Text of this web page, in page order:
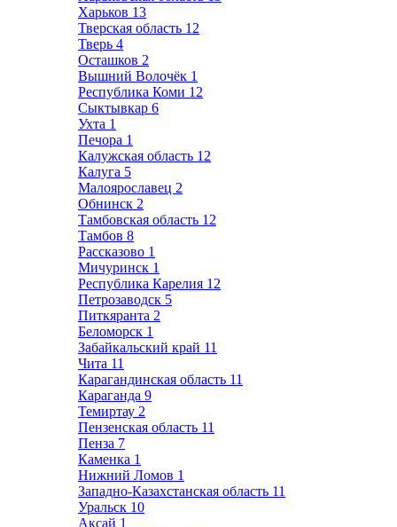
Харьков 13
Тверская область 12
Тверь 4
Осташков 2
Вышний Волочёк 1
Республика Коми 12
Сыктывкар 6
Ухта 1
Печора 1
Калужская область 12
Калуга 5
Малоярославец 2
Обнинск 2
Тамбовская область 12
Тамбов 8
Рассказово 1
Мичуринск 1
Республика Карелия 12
Петрозаводск 5
Питкяранта 2
Беломорск 1
Забайкальский край 11
Чита 11
Карагандинская область 11
Караганда 9
Темиртау 2
Пензенская область 11
Пенза 7
Каменка 1
Нижний Ломов 1
Западно-Казахстанская область 11
Уральск 10
Аксай 1